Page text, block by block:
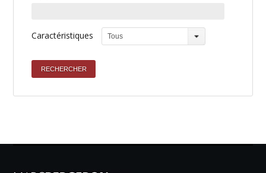
Caractéristiques Tous